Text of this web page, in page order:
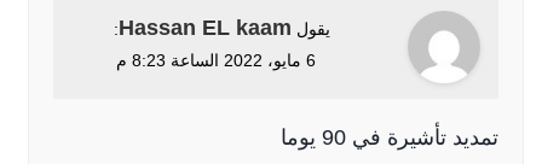
يقول Hassan EL kaam
:
6 مايو، 2022 الساعة 8:23 م
تمديد تأشيرة في 90 يوما